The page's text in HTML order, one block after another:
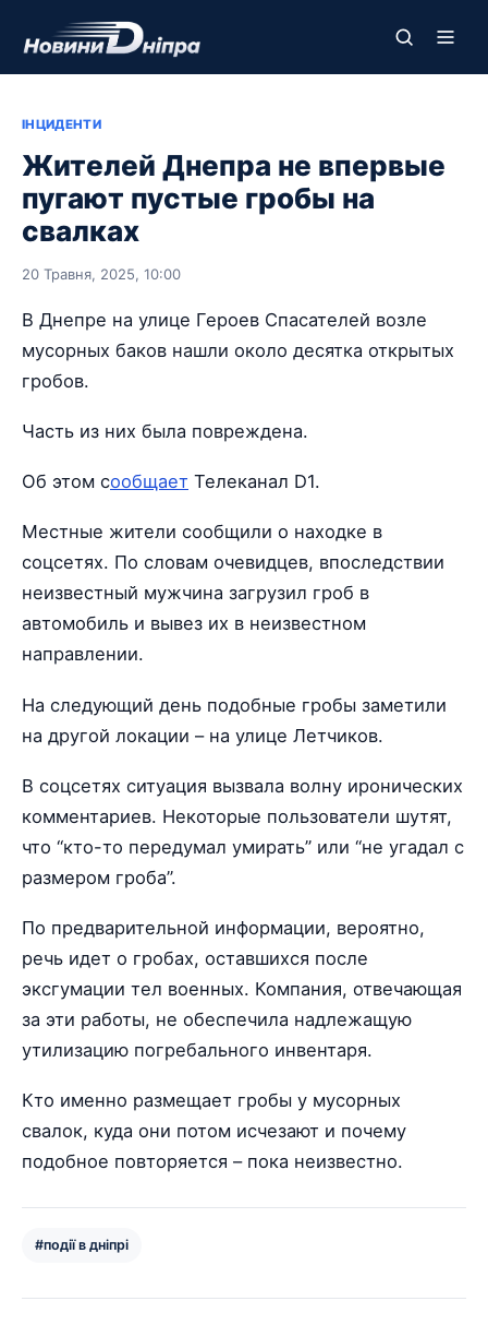
ІНЦИДЕНТИ
Жителей Днепра не впервые
пугают пустые гробы на
свалках
20 Травня, 2025, 10:00
В Днепре на улице Героев Спасателей возле
мусорных баков нашли около десятка открытых
гробов.
Часть из них была повреждена.
Об этом сообщает Телеканал D1.
Местные жители сообщили о находке в
соцсетях. По словам очевидцев, впоследствии
неизвестный мужчина загрузил гроб в
автомобиль и вывез их в неизвестном
направлении.
На следующий день подобные гробы заметили
на другой локации – на улице Летчиков.
В соцсетях ситуация вызвала волну иронических
комментариев. Некоторые пользователи шутят,
что “кто-то передумал умирать” или “не угадал с
размером гроба”.
По предварительной информации, вероятно,
речь идет о гробах, оставшихся после
эксгумации тел военных. Компания, отвечающая
за эти работы, не обеспечила надлежащую
утилизацию погребального инвентаря.
Кто именно размещает гробы у мусорных
свалок, куда они потом исчезают и почему
подобное повторяется – пока неизвестно.
#події в дніпрі